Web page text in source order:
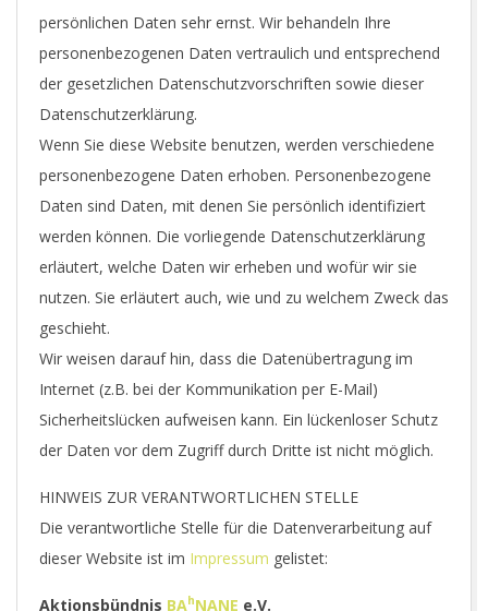
persönlichen Daten sehr ernst. Wir behandeln Ihre
personenbezogenen Daten vertraulich und entsprechend
der gesetzlichen Datenschutzvorschriften sowie dieser
Datenschutzerklärung.
Wenn Sie diese Website benutzen, werden verschiedene
personenbezogene Daten erhoben. Personenbezogene
Daten sind Daten, mit denen Sie persönlich identifiziert
werden können. Die vorliegende Datenschutzerklärung
erläutert, welche Daten wir erheben und wofür wir sie
nutzen. Sie erläutert auch, wie und zu welchem Zweck das
geschieht.
Wir weisen darauf hin, dass die Datenübertragung im
Internet (z.B. bei der Kommunikation per E-Mail)
Sicherheitslücken aufweisen kann. Ein lückenloser Schutz
der Daten vor dem Zugriff durch Dritte ist nicht möglich.
HINWEIS ZUR VERANTWORTLICHEN STELLE
Die verantwortliche Stelle für die Datenverarbeitung auf
dieser Website ist im Impressum gelistet:
Aktionsbündnis BAhNANE e.V.